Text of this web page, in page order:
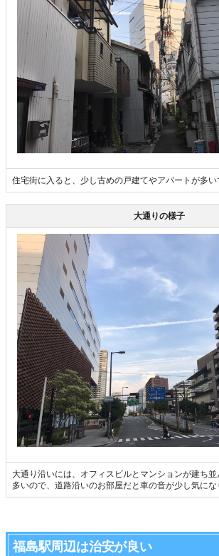
住宅街に入ると、少し古めの戸建てやアパートが多い
大通りの様子
大通り沿いには、オフィスビルとマンションが建ち
多いので、道路沿いのお部屋だと車の音が少し気にな
福島駅周辺は治安が良い